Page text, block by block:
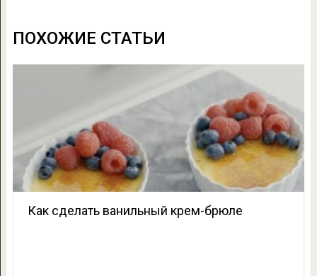
ПОХОЖИЕ СТАТЬИ
Как сделать ванильный крем-брюле